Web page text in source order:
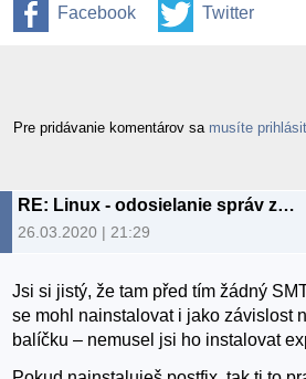
Facebook Twitter
Pre pridávanie komentárov sa musíte
RE: Linux - odosielanie správ z localhostu
26.03.2020 | 21:29
Jsi si jistý, že tam před tím žádný
se mohl nainstalovat i jako závislost
balíčku – nemusel jsi ho instalovat